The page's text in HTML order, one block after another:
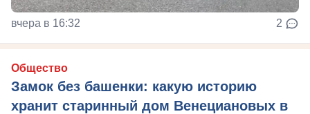
вчера в 16:32 2
Общество
Замок без башенки: какую историю
хранит старинный дом Венециановых в